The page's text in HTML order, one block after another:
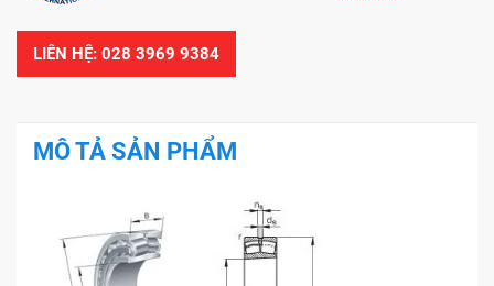
LIÊN HỆ: 028 3969 9384
MÔ TẢ SẢN PHẨM